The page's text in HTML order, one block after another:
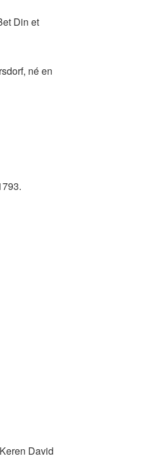
Din et
né en
David